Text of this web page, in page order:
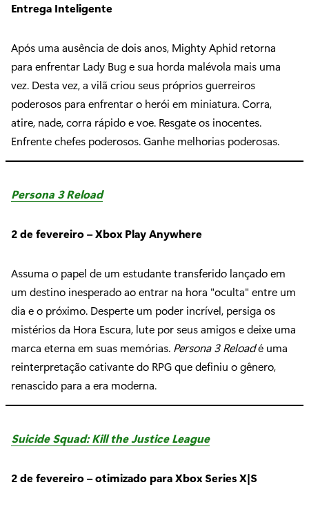
Entrega Inteligente
Após uma ausência de dois anos, Mighty Aphid retorna
para enfrentar Lady Bug e sua horda malévola mais uma
vez. Desta vez, a vilã criou seus próprios guerreiros
poderosos para enfrentar o herói em miniatura. Corra,
atire, nade, corra rápido e voe. Resgate os inocentes.
Enfrente chefes poderosos. Ganhe melhorias poderosas.
Persona 3 Reload
2 de fevereiro – Xbox Play Anywhere
Assuma o papel de um estudante transferido lançado em
um destino inesperado ao entrar na hora "oculta" entre um
dia e o próximo. Desperte um poder incrível, persiga os
mistérios da Hora Escura, lute por seus amigos e deixe uma
marca eterna em suas memórias. Persona 3 Reloadé uma
reinterpretação cativante do RPG que definiu o gênero,
renascido para a era moderna.
Suicide Squad: Kill the Justice League
2 de fevereiro – otimizado para Xbox Series X|S